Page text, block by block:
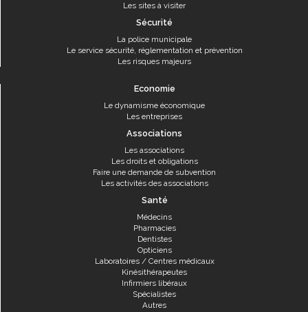
Les sites à visiter
Sécurité
La police municipale
Le service sécurité, réglementation et prévention
Les risques majeurs
Economie
Le dynamisme économique
Les entreprises
Associations
Les associations
Les droits et obligations
Faire une demande de subvention
Les activités des associations
Santé
Médecins
Pharmacies
Dentistes
Opticiens
Laboratoires / Centres médicaux
Kinésithérapeutes
Infirmiers libéraux
Spécialistes
Autres